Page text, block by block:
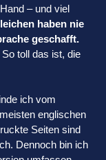
– und viel
haben nie
geschafft.
toll das ist, die
ich vom
englischen
Seiten sind
Dennoch bin ich